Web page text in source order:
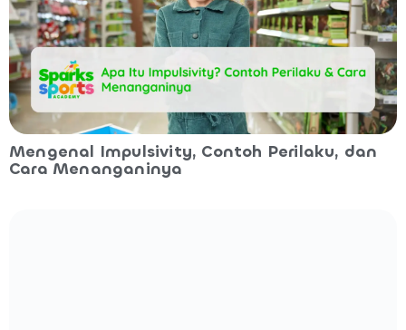
Mengenal Impulsivity, Contoh Perilaku, dan
Cara Menanganinya